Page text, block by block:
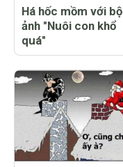
Há hốc mồm với bộ
ảnh "Nuôi con khổ
quá"